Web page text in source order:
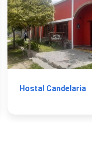
Hostal Candelaria